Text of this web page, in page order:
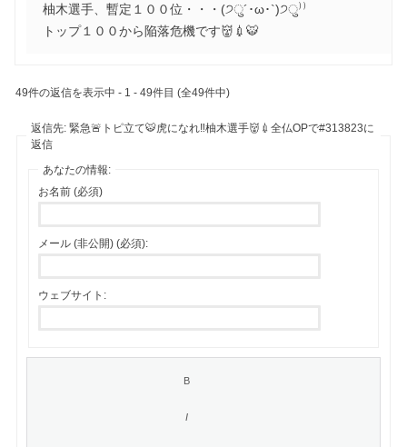
柚木選手、暫定１００位・・・(੭ु´･ω･`)੭ु⁾⁾
トップ１００から陥落危機です👹💉🐯
49件の返信を表示中 - 1 - 49件目 (全49件中)
返信先: 緊急🚨トピ立て🐯虎になれ‼️柚木選手👹💉全仏OPで#313823に
返信
あなたの情報:
お名前 (必須)
メール (非公開) (必須):
ウェブサイト: